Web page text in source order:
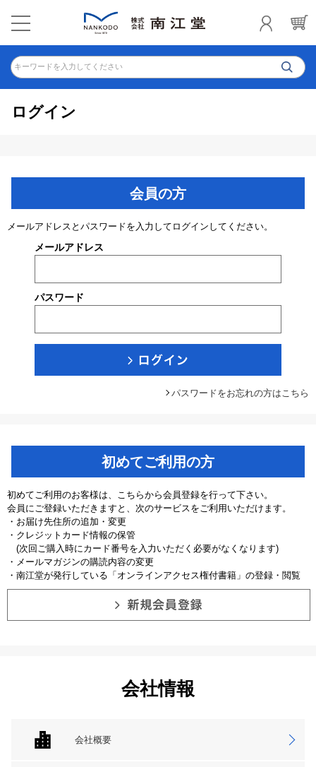
キーワードを入力してください
ログイン
会員の方
メールアドレスとパスワードを入力してログインしてください。
メールアドレス
パスワード
パスワードをお忘れの方はこちら
初めてご利用の方
初めてご利用のお客様は、こちらから会員登録を行って下さい。
会員にご登録いただきますと、次のサービスをご利用いただけます。
・お届け先住所の追加・変更
・クレジットカード情報の保管
(次回ご購入時にカード番号を入力いただく必要がなくなります)
・メールマガジンの購読内容の変更
・南江堂が発行している「オンラインアクセス権付書籍」の登録・閲覧
会社情報
会社概要